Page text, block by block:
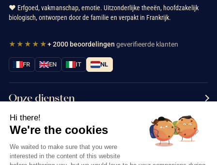
thee
Motieven en kleuren
❤️ Erfgoed, vakmanschap, emotie. Uitzonderlijke theeën, hoofdzakelijk
biologisch, ontworpen door de familie en verpakt in Frankrijk.
★★★★★+ 2000 beoordelingen geverifieerde klanten
FR EN IT NL
Onze diensten
Informatie
Neem contact met ons op
Hi there!
We're the cookies
We waited to make sure that you were
interested in the content of this website